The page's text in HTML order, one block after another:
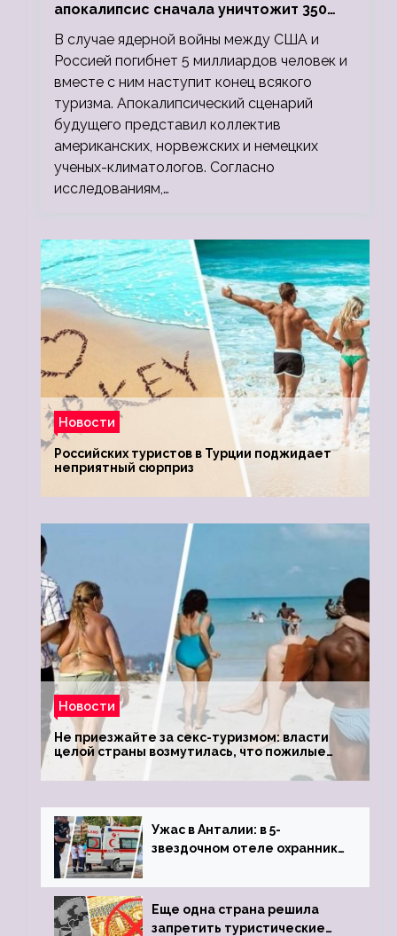
апокалипсис сначала уничтожит 350
миллионов, а потом 5 миллиардов
людей
В случае ядерной войны между США и
Россией погибнет 5 миллиардов человек и
вместе с ним наступит конец всякого
туризма. Апокалипсический сценарий
будущего представил коллектив
американских, норвежских и немецких
ученых-климатологов. Согласно
исследованиям,…
Новости
Российских туристов в Турции поджидает
неприятный сюрприз
Новости
Не приезжайте за секс-туризмом: власти
целой страны возмутилась, что пожилые
туристки массово едут к ним, чтобы
обзавестись молодыми любовниками
Ужас в Анталии: в 5-
звездочном отеле охранник
пистолета
Еще одна страна решила
запретить туристические